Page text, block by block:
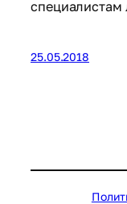
25.05.2018